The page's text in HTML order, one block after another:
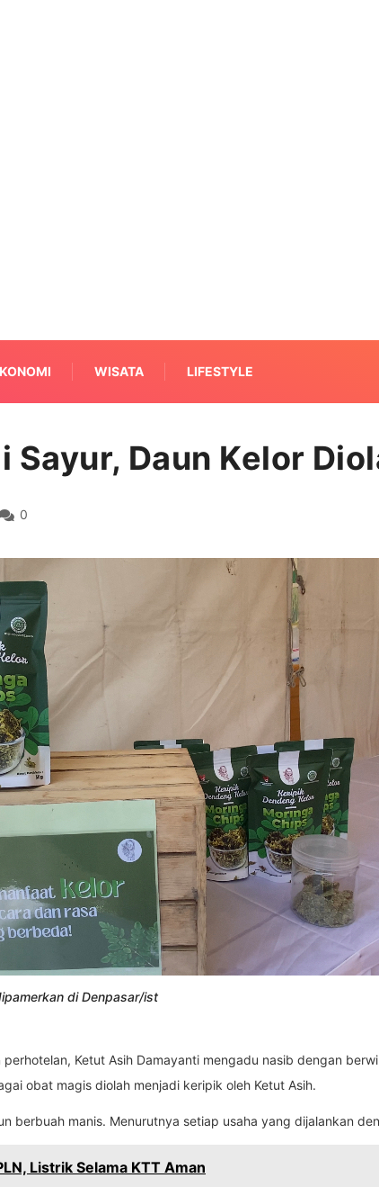
WISATA LIFESTYLE
Sayur, Daun Kelor
0
di Denpasar/ist
Ketut Asih Damayanti mengadu nasib dengan
obat magis diolah menjadi keripik oleh Ketut Asih.
berbuah manis. Menurutnya setiap usaha yang dijalankan
Listrik Selama KTT Aman